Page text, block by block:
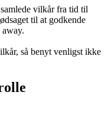
vilkår fra tid til
til at godkende
så benyt venligst ikke